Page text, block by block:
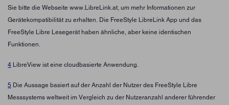
Sie bitte die Webseite www.LibreLink.at, um mehr Informationen zur
Gerätekompatibilität zu erhalten. Die FreeStyle LibreLink App und das
FreeStyle Libre Lesegerät haben ähnliche, aber keine identischen
Funktionen.
4 LibreView ist eine cloudbasierte Anwendung.
5 Die Aussage basiert auf der Anzahl der Nutzer des FreeStyle Libre
Messsystems weltweit im Vergleich zu der Nutzeranzahl anderer führender